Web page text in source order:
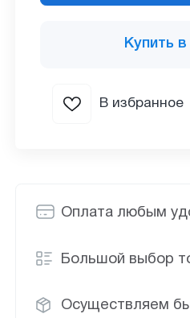
Оплата любым
Большой выбор
Осуществляем
Купить в
В избранное